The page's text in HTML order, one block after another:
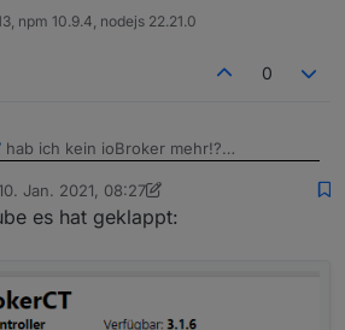
npm 10.9.4, nodejs 22.21.0
0
hab ich kein ioBroker mehr!?
mitfix.shhatte auch nicht geklappt.
durch:
Jan. 2021, 08:27
von lobomau1. Okt. 2021, 09:28
es hat geklappt: